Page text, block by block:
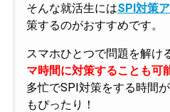
そんな就活生にはSPI対策
策するのがおすすめです。
スマホひとつで問題を解け
マ時間に対策することも可
多忙でSPI対策をする時間
もぴったり！